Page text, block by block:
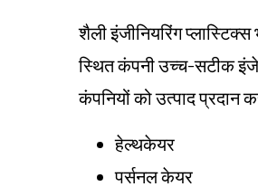
शैली इंजीनियरिंग
स्थित कंपनी उच्च-सटीक
कंपनियों को उत्पाद प्रदान
हेल्थकेयर
पर्सनल केयर